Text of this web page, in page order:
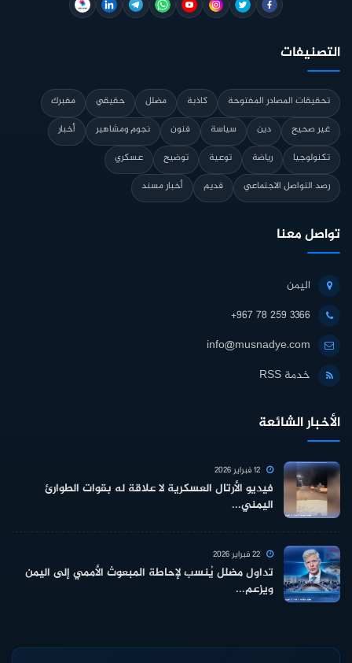
التصنيفات
تحقيقات المصادر المفتوحة كاذبة مضلل حقيقي
مفبرك
غير صحيح
دين سياسة فنون نجوم ومشاهير
أخبار
تكنولوجيا
رياضة توعية توضيح
عسكري
رصد التواصل الاجتماعي
قديم أخبار مسند
تواصل معنا
اليمن
+967 78 259 3366
info@musnadye.com
خدمة RSS
الأخبار الشائعة
فيديو الأرتال العسكرية لا علاقة له بقوات الطوارئ
اليمني...
تداول مضلل يُنسب لإحاطة المبعوث الأممي إلى اليمن
ويزعم...